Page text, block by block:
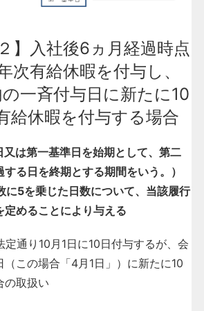
】入社後6ヵ月経過時点
次有給休暇を付与し、
一斉付与日に新たに10
給休暇を付与する場合
は第一基準日を始期として、第二
る日を終期とする期間をいう。）
に5を乗じた日数について、当該履行
めることにより与える
通り10月1日に10日付与するが、会
この場合「4月1日」）に新たに10
の取扱い